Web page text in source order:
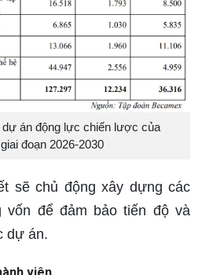
án động lực chiến lược của
đoạn 2026-2030
sẽ chủ động xây dựng các
vốn để đảm bảo tiến độ và
dự án.